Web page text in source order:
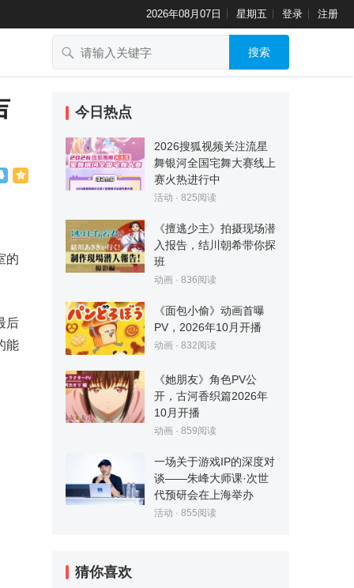
2026年08月07日 星期五 登录 注册
搜索
的
后
能
今日热点
2026搜狐视频关注流星
舞银河全国宅舞大赛线上
赛火热进行中
活动 · 825阅读
《擅逃少主》拍摄现场潜
入报告，结川朝希带你探
班
动画 · 836阅读
《面包小偷》动画首曝
PV，2026年10月开播
动画 · 832阅读
《她朋友》角色PV公
开，古河香织篇2026年
10月开播
动画 · 859阅读
一场关于游戏IP的深度对
谈——朱峰大师课·次世
代预研会在上海举办
活动 · 855阅读
猜你喜欢